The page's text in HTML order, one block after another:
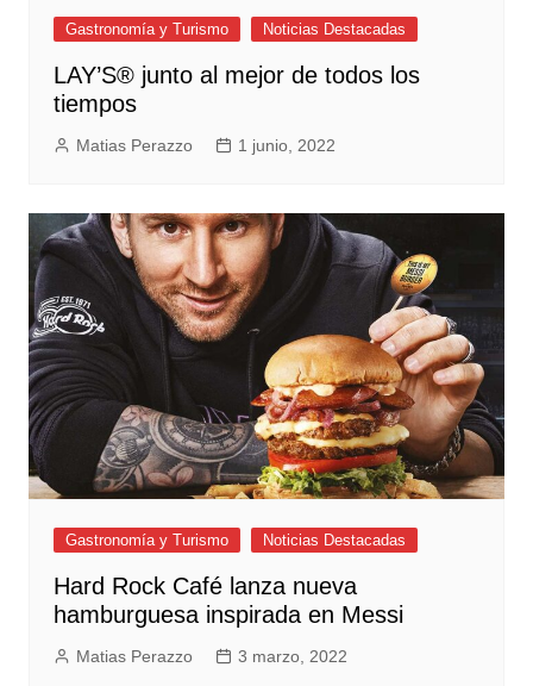
Gastronomía y Turismo Noticias Destacadas
LAY’S® junto al mejor de todos los
tiempos
Matias Perazzo 1 junio, 2022
Gastronomía y Turismo Noticias Destacadas
Hard Rock Café lanza nueva
hamburguesa inspirada en Messi
Matias Perazzo 3 marzo, 2022